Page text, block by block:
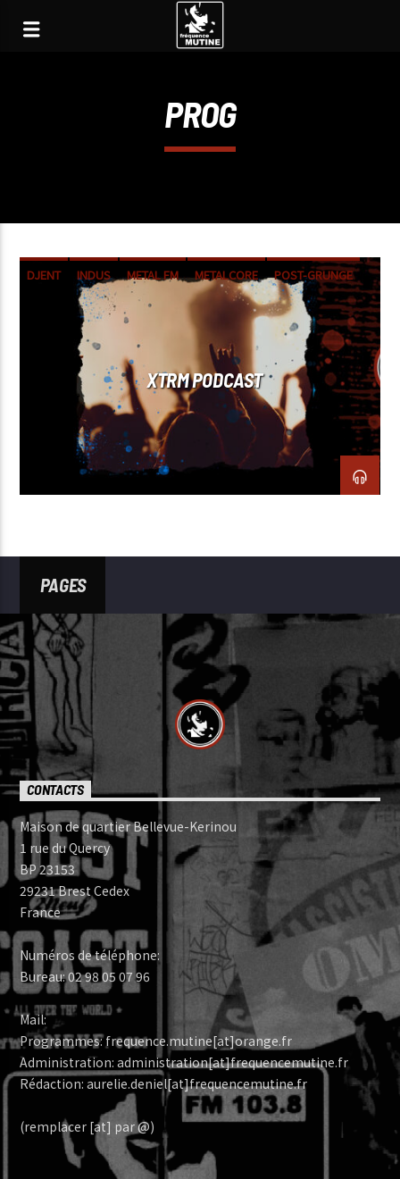
PROG
DJENT INDUS METAL FM METALCORE
POST-GRUNGE
POST-HARDCORE
POST-METAL PROG
STONER
XTRM PODCAST
PAGES
CONTACTS
Maison de quartier Bellevue-Kerinou
1 rue du Quercy
BP 23153
29231 Brest Cedex
France
Numéros de téléphone:
Bureau: 02 98 05 07 96
Mail:
Programmes: frequence.mutine[at]orange.fr
Administration: administration[at]frequencemutine.fr
Rédaction: aurelie.deniel[at]frequencemutine.fr
(remplacer [at] par @)